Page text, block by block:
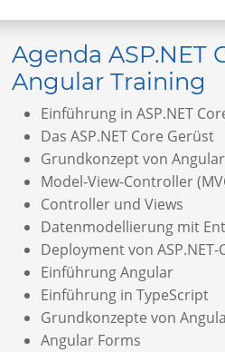
Agenda ASP.NET
Angular Training
Einführung in ASP.NET
Das ASP.NET Core Gerüst
Grundkonzept von Angular
Model-View-Controller
Controller und Views
Datenmodellierung mit
Deployment von
Einführung Angular
Einführung in TypeScript
Grundkonzepte von
Angular Forms